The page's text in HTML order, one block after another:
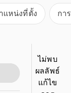
แหน่งที่ตั้ง กา
ไม่พบ
ผลลัพธ์
แก้ไข